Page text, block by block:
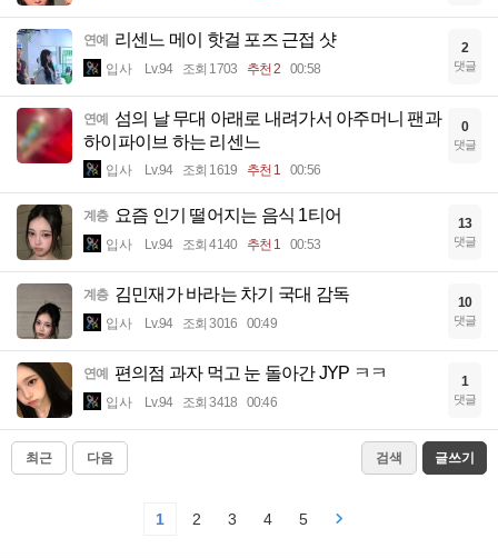
연예 리센느 메이 핫걸 포즈 근접 샷
입사 Lv.94 조회 1703 추천 2 00:58
2
댓글
연예
섬의 날 무대 아래로 내려가서 아주머니 팬과
하이파이브 하는 리센느
입사 Lv.94 조회 1619 추천 1 00:56
0
댓글
계층 요즘 인기 떨어지는 음식 1티어
입사 Lv.94 조회 4140 추천 1 00:53
13
댓글
계층 김민재가 바라는 차기 국대 감독
입사 Lv.94 조회 3016 00:49
10
댓글
연예 편의점 과자 먹고 눈 돌아간 JYP ㅋㅋ
입사 Lv.94 조회 3418 00:46
1
댓글
최근 다음 검색 글쓰기
1 2 3 4 5